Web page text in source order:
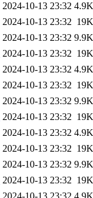
2024-10-13 23:32 4.9K
2024-10-13 23:32 19K
2024-10-13 23:32 9.9K
2024-10-13 23:32 19K
2024-10-13 23:32 4.9K
2024-10-13 23:32 19K
2024-10-13 23:32 9.9K
2024-10-13 23:32 19K
2024-10-13 23:32 4.9K
2024-10-13 23:32 19K
2024-10-13 23:32 9.9K
2024-10-13 23:32 19K